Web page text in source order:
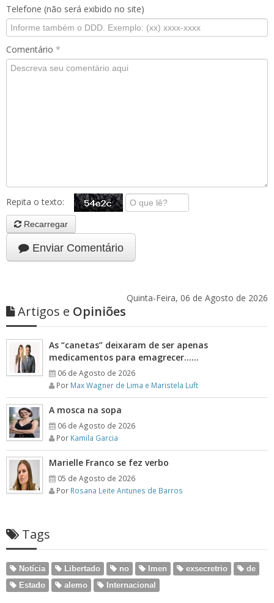
Telefone (não será exibido no site)
Comentário *
Repita o texto:
Recarregar
Enviar Comentário
Quinta-Feira, 06 de Agosto de 2026
Artigos e Opiniões
As “canetas” deixaram de ser apenas
medicamentos para emagrecer……
06 de Agosto de 2026
Por Max Wagner de Lima e Maristela Luft
A mosca na sopa
06 de Agosto de 2026
Por Kamila Garcia
Marielle Franco se fez verbo
05 de Agosto de 2026
Por Rosana Leite Antunes de Barros
Tags
Notícia Libertado no Imen exsecretrio
de
Estado
alemo Internacional